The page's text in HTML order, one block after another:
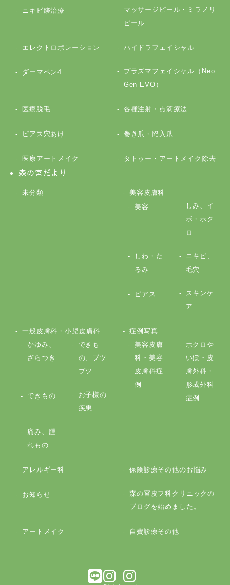
ニキビ跡治療
マッサージピール・ミラノリ
ピール
エレクトロポレーション ハイドラフェイシャル
ダーマペン4
プラズマフェイシャル（Neo
Gen EVO）
医療脱毛 各種注射・点滴療法
ピアス穴あけ 巻き爪・陥入爪
医療アートメイク
タトゥー・アートメイク除去
森の宮だより
未分類
美容皮膚科
美容
しみ、イ
ボ・ホク
ロ
しわ・た
るみ
ニキビ、
毛穴
ピアス
スキンケ
ア
一般皮膚科・小児皮膚科
かゆみ、
ざらつき
できも
の、ブツ
ブツ
できもの
お子様の
疾患
痛み、腫
れもの
症例写真
美容皮膚
科・美容
皮膚科症
例
ホクロや
いぼ・皮
膚外科・
形成外科
症例
アレルギー科 保険診療その他のお悩み
お知らせ
森の宮皮フ科クリニックの
ブログを始めました。
アートメイク 自費診療その他